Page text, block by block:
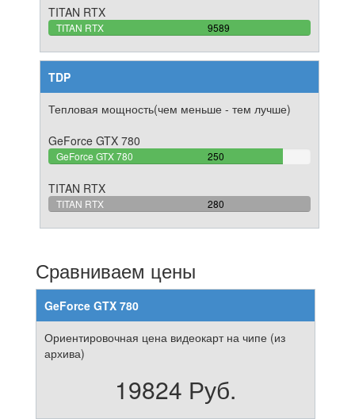
TITAN RTX
TITAN RTX 9589
100%
TDP
Тепловая мощность(чем меньше - тем лучше)
GeForce GTX 780
GeForce GTX 780 250
89.285714285714%
TITAN RTX
TITAN RTX 280
100%
Сравниваем цены
GeForce GTX 780
Ориентировочная цена видеокарт на чипе (из
архива)
19824 Руб.